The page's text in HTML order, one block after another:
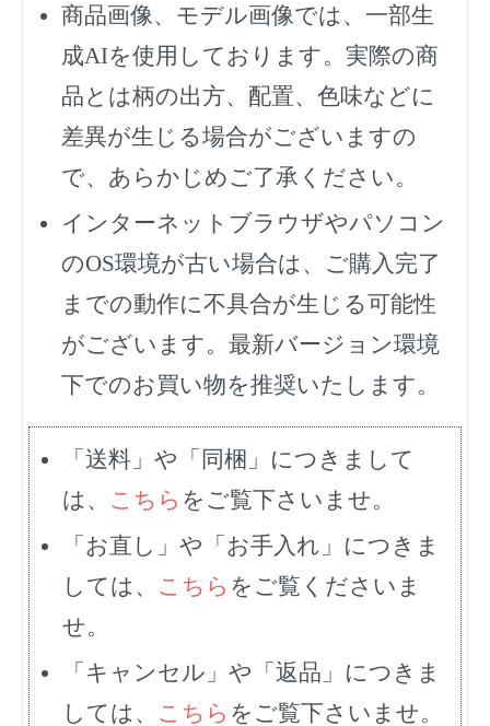
商品画像、モデル画像では、一部生
成AIを使用しております。実際の商
品とは柄の出方、配置、色味などに
差異が生じる場合がございますの
で、あらかじめご了承ください。
インターネットブラウザやパソコン
のOS環境が古い場合は、ご購入完了
までの動作に不具合が生じる可能性
がございます。最新バージョン環境
下でのお買い物を推奨いたします。
「送料」や「同梱」につきまして
は、 こちら をご覧下さいませ。
「お直し」や「お手入れ」につきま
しては、 こちら をご覧くださいま
せ。
「キャンセル」や「返品」につきま
しては、 こちら をご覧下さいませ。